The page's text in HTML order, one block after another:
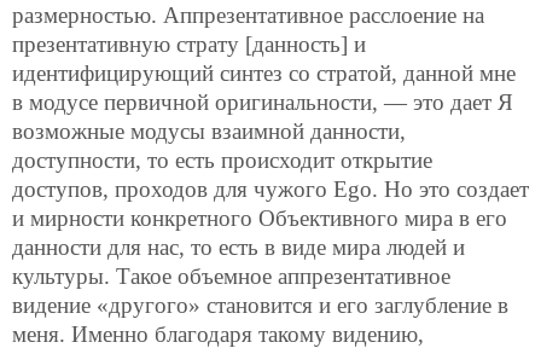
размерностью. Аппрезентативное расслоение на
презентативную страту [данность] и
идентифицирующий синтез со стратой, данной мне
в модусе первичной оригинальности, — это дает Я
возможные модусы взаимной данности,
доступности, то есть происходит открытие
доступов, проходов для чужого Ego. Но это создает
и мирности конкретного Объективного мира в его
данности для нас, то есть в виде мира людей и
культуры. Такое объемное аппрезентативное
видение «другого» становится и его заглубление в
меня. Именно благодаря такому видению,